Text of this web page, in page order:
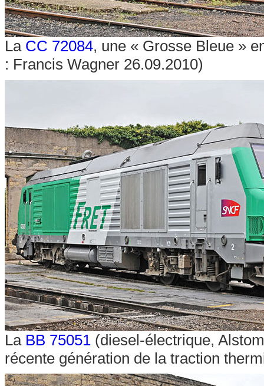
La CC 72084, une « Grosse Bleue »
: Francis Wagner 26.09.2010)
La BB 75051 (diesel-électrique,
récente génération de la traction